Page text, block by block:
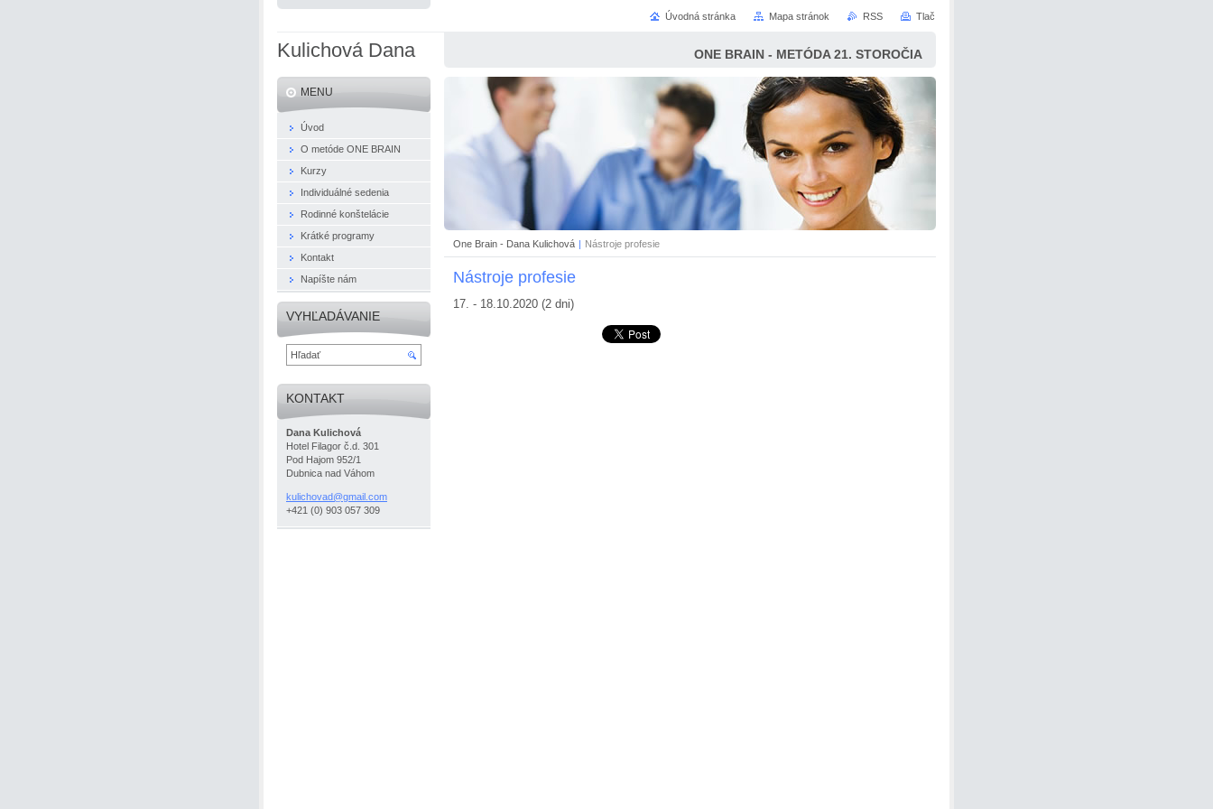
Kulichová Dana ONE BRAIN - METÓDA 21. STOROČIA
One Brain - Dana Kulichová | Nástroje profesie
Nástroje profesie
17. - 18.10.2020 (2 dni)
MENU
Úvod
O metóde ONE BRAIN
Kurzy
Individuálné sedenia
Rodinné konštelácie
Krátké programy
Kontakt
Napíšte nám
VYHĽADÁVANIE
KONTAKT
Dana Kulichová
Hotel Filagor č.d. 301
Pod Hajom 952/1
Dubnica nad Váhom
kulichovad@gmail .com
+421 (0) 903 057 309
Úvodná stránka Mapa stránok RSS Tlač